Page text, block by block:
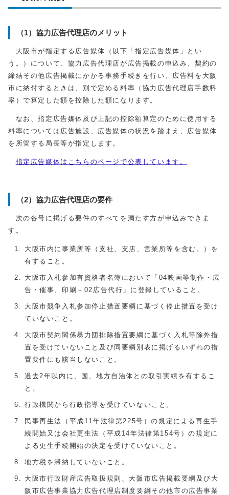
（1）協力広告代理店のメリット
大阪市が指定する広告媒体（以下「指定広告媒体」とい
う。）について、協力広告代理店が広告掲載の申込み、契約の
締結その他広告掲載にかかる事務手続きを行い、広告料を大阪
市に納付するときは、別で定める料率（協力広告代理店手数料
率）で算定した額を控除した額になります。
なお、指定広告媒体及び上記の控除額算定のために使用する
料率については広告施設、広告媒体の状況を踏まえ、広告媒体
を所管する局長等が指定します。
指定広告媒体はこちらのページで公表しています。
（2）協力広告代理店の要件
次の各号に掲げる要件のすべてを満たす方が申込みできま
す。
大阪市内に事業所等（支社、支店、営業所等を含む。）を
有すること。
大阪市入札参加有資格者名簿において「04映画等制作・広
告・催事、印刷－02広告代行」に登録していること。
大阪市競争入札参加停止措置要綱に基づく停止措置を受け
ていないこと。
大阪市契約関係暴力団排除措置要綱に基づく入札等除外措
置を受けていないこと及び同要綱別表に掲げるいずれの措
置要件にも該当しないこと。
過去2年以内に、国、地方自治体との取引実績を有するこ
と。
行政機関から行政指導を受けていないこと。
民事再生法（平成11年法律第225号）の規定による再生手
続開始又は会社更生法（平成14年法律第154号）の規定に
よる更生手続開始の決定を受けていないこと。
地方税を滞納していないこと。
大阪市行政財産広告取扱規則、大阪市広告掲載要綱及び大
阪市広告事業協力広告代理店制度要綱その他市の広告事業